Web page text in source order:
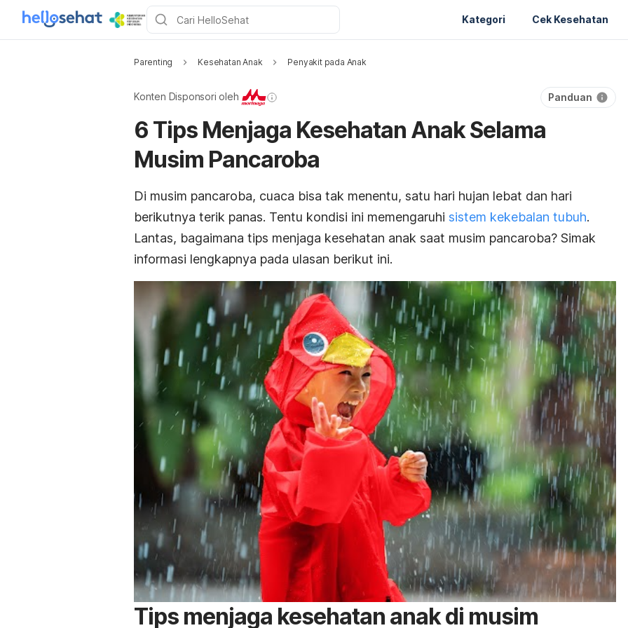
Kategori Cek Kesehatan
Parenting Kesehatan Anak Penyakit pada Anak
Konten Disponsori oleh Panduan
6 Tips Menjaga Kesehatan Anak Selama
Musim Pancaroba
Di musim pancaroba, cuaca bisa tak menentu, satu hari hujan lebat dan hari
berikutnya terik panas. Tentu kondisi ini memengaruhi sistem kekebalan tubuh.
Lantas, bagaimana tips menjaga kesehatan anak saat musim pancaroba? Simak
informasi lengkapnya pada ulasan berikut ini.
Tips menjaga kesehatan anak di musim